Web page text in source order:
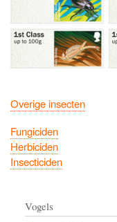
Overige insecten
Fungiciden
Herbiciden
Insecticiden
Vogels